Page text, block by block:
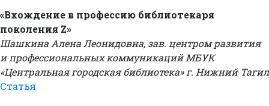
«Вхождение в профессию библиотекаря
поколения Z»
Шашкина Алена Леонидовна, зав. центром развития
и профессиональных коммуникаций МБУК
«Центральная городская библиотека» г. Нижний Тагил
Статья